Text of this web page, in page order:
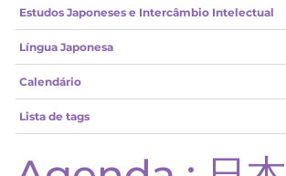
Estudos Japoneses e Intercâmbio Intelectual
Língua Japonesa
Calendário
Lista de tags